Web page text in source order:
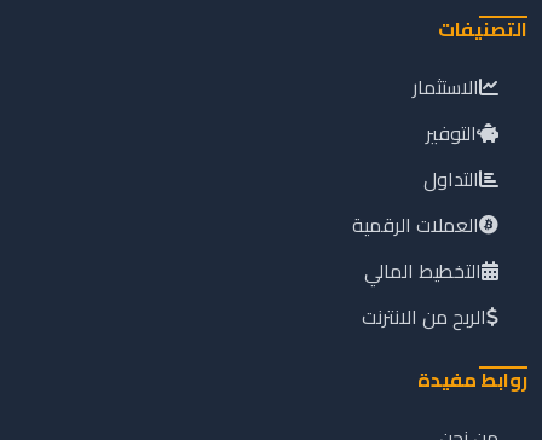
التصنيفات
الاستثمار
التوفير
التداول
العملات الرقمية
التخطيط المالي
الربح من الانترنت
روابط مفيدة